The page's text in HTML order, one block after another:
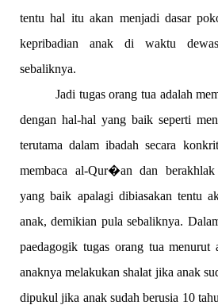
tentu hal itu akan menjadi dasar
kepribadian anak di waktu
sebaliknya.
Jadi tugas orang tua adalah
dengan hal-hal yang baik seperti
terutama dalam ibadah secara
membaca al-Qur�an dan
yang baik apalagi dibiasakan tentu
anak, demikian pula sebaliknya.
paedagogik tugas orang tua menurut
anaknya melakukan shalat jika anak
dipukul jika anak sudah berusia 10